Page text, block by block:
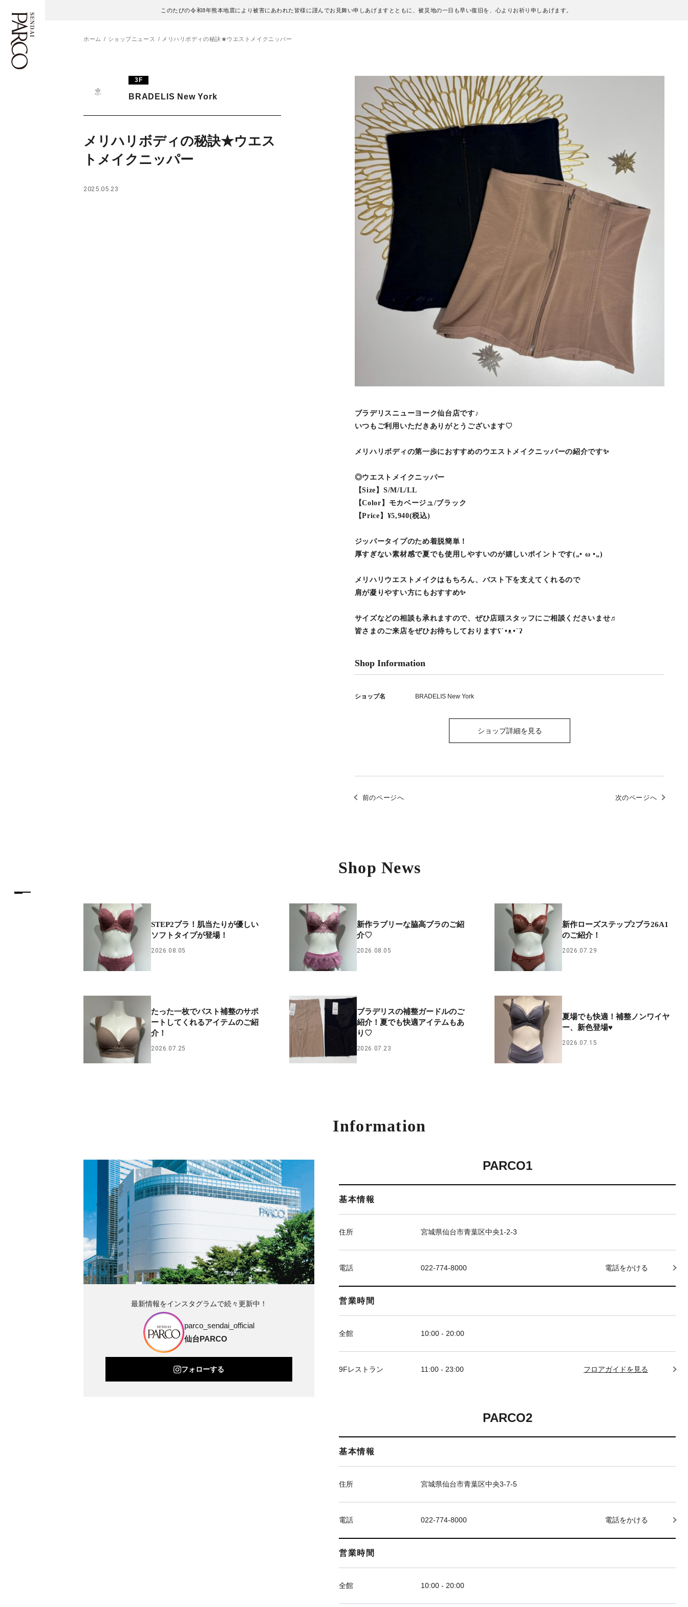
このたびの令和8年熊本地震により被害にあわれた皆様に謹んでお見舞い申しあげますとともに、被災地の一日も早い復旧を、心よりお祈り申しあげます。
施設案内・アクセス
ホーム ショップニュース メリハリボディの秘訣★ウエストメイクニッパー
3F
BRADELIS New York
メリハリボディの秘訣★ウエス
トメイクニッパー
2025.05.23
ブラデリスニューヨーク仙台店です♪
いつもご利用いただきありがとうございます♡
メリハリボディの第一歩におすすめのウエストメイクニッパーの紹介です✨
◎ウエストメイクニッパー
【Size】S/M/L/LL
【Color】モカベージュ/ブラック
【Price】¥5,940(税込)
ジッパータイプのため着脱簡単！
厚すぎない素材感で夏でも使用しやすいのが嬉しいポイントです(„• ω •„)
メリハリウエストメイクはもちろん、バスト下を支えてくれるので
肩が凝りやすい方にもおすすめ✨
サイズなどの相談も承れますので、ぜひ店頭スタッフにご相談くださいませ♬
皆さまのご来店をぜひお待ちしておりますʕ⁠´⁠•⁠ᴥ⁠•⁠`⁠ʔ
Shop Information
ショップ名 BRADELIS New York
ショップ詳細を見る
前のページへ 次のページへ
Shop News
STEP2ブラ！肌当たりが優しい
ソフトタイプが登場！
2026.08.05
新作ラブリーな脇高ブラのご紹
介♡
2026.08.05
新作ローズステップ2ブラ26A1
のご紹介！
2026.07.29
たった一枚でバスト補整のサポ
ートしてくれるアイテムのご紹
介！
2026.07.25
ブラデリスの補整ガードルのご
紹介！夏でも快適アイテムもあ
り♡
2026.07.23
夏場でも快適！補整ノンワイヤ
ー、新色登場♥
2026.07.15
Information
PARCO1
基本情報
住所 宮城県仙台市青葉区中央1-2-3
電話 022-774-8000 電話をかける
営業時間
全館 10:00 - 20:00
9Fレストラン 11:00 - 23:00 フロアガイドを見る
PARCO2
基本情報
住所 宮城県仙台市青葉区中央3-7-5
電話 022-774-8000 電話をかける
営業時間
全館 10:00 - 20:00
最新情報をインスタグラムで続々更新中！
parco_sendai_official
仙台PARCO
フォローする